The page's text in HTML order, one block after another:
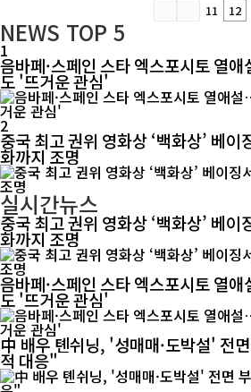
11 12
NEWS TOP 5
1
음바페·스페인 스타 엑스포시토 열
도 '뜨거운 관심'
2
중국 최고 권위 영화상 ‘백화상’ 베
화까지 조명
실시간뉴스
중국 최고 권위 영화상 ‘백화상’ 베
화까지 조명
음바페·스페인 스타 엑스포시토 열
도 '뜨거운 관심'
中 배우 톈쉬닝, '성매매·도박설' 전
적 대응"